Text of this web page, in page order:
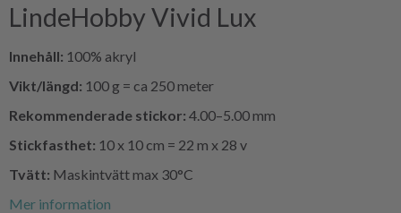
LindeHobby Vivid Lux
Innehåll: 100% akryl
Vikt/längd: 100 g = ca 250 meter
Rekommenderade stickor: 4.00–5.00 mm
Stickfasthet: 10 x 10 cm = 22 m x 28 v
Tvätt: Maskintvätt max 30°C
Mer information